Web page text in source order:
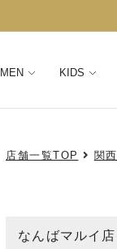
MEN KIDS
店舗一覧TOP 関西
なんばマルイ店